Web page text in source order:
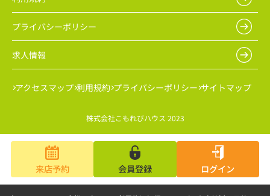
プライバシーポリシー
求人情報
アクセスマップ 利用規約 プライバシーポリシー サイトマップ
株式会社こもれびハウス 2023
来店予約 会員登録 ログイン